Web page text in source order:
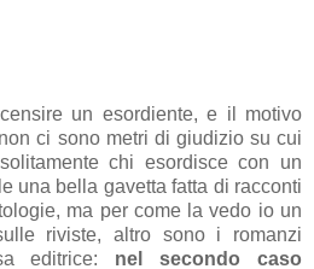
un esordiente, e il motivo
ci sono metri di giudizio su cui
chi esordisce con un
una bella gavetta fatta di racconti
ma per come la vedo io un
riviste, altro sono i romanzi
editrice: nel secondo caso